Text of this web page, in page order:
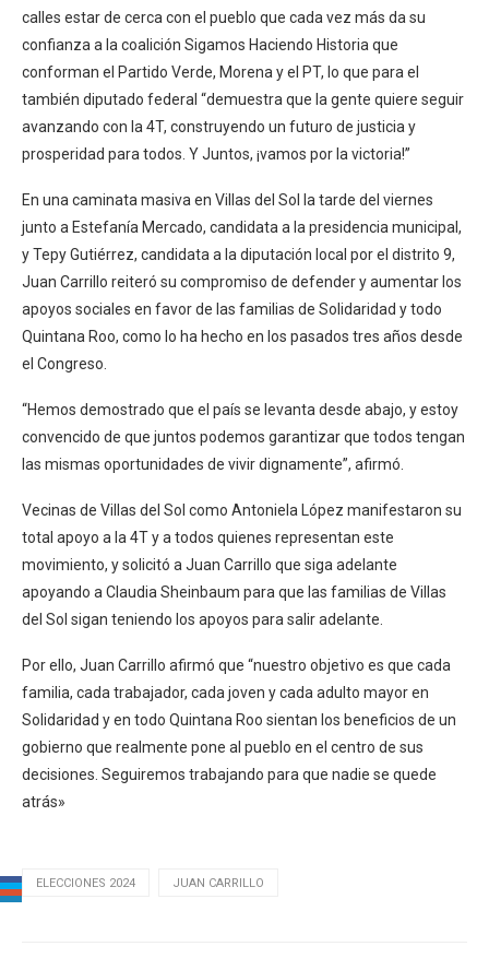
calles estar de cerca con el pueblo que cada vez más da su
confianza a la coalición Sigamos Haciendo Historia que
conforman el Partido Verde, Morena y el PT, lo que para el
también diputado federal “demuestra que la gente quiere seguir
avanzando con la 4T, construyendo un futuro de justicia y
prosperidad para todos. Y Juntos, ¡vamos por la victoria!”
En una caminata masiva en Villas del Sol la tarde del viernes
junto a Estefanía Mercado, candidata a la presidencia municipal,
y Tepy Gutiérrez, candidata a la diputación local por el distrito 9,
Juan Carrillo reiteró su compromiso de defender y aumentar los
apoyos sociales en favor de las familias de Solidaridad y todo
Quintana Roo, como lo ha hecho en los pasados tres años desde
el Congreso.
“Hemos demostrado que el país se levanta desde abajo, y estoy
convencido de que juntos podemos garantizar que todos tengan
las mismas oportunidades de vivir dignamente”, afirmó.
Vecinas de Villas del Sol como Antoniela López manifestaron su
total apoyo a la 4T y a todos quienes representan este
movimiento, y solicitó a Juan Carrillo que siga adelante
apoyando a Claudia Sheinbaum para que las familias de Villas
del Sol sigan teniendo los apoyos para salir adelante.
Por ello, Juan Carrillo afirmó que “nuestro objetivo es que cada
familia, cada trabajador, cada joven y cada adulto mayor en
Solidaridad y en todo Quintana Roo sientan los beneficios de un
gobierno que realmente pone al pueblo en el centro de sus
decisiones. Seguiremos trabajando para que nadie se quede
atrás»
ELECCIONES 2024 JUAN CARRILLO